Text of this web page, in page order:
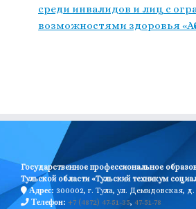
среди инвалидов и лиц с
возможностями здоровья
Государственное профессиональное
Тульской области «Тульский техникум
Адрес: 300002, г. Тула, ул. Демидовская, д.
Телефон: +7 (4872) 47-51-35, 47-51-78